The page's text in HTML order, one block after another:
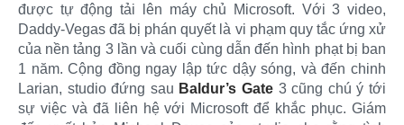
được tự động tải lên máy chủ Microsoft. Với 3 video,
Daddy-Vegas đã bị phán quyết là vi phạm quy tắc ứng xử
của nền tảng 3 lần và cuối cùng dẫn đến hình phạt bị ban
1 năm. Cộng đồng ngay lập tức dậy sóng, và đến chinh
Larian, studio đứng sau Baldur’s Gate 3 cũng chú ý tới
sự việc và đã liên hệ với Microsoft để khắc phục. Giám